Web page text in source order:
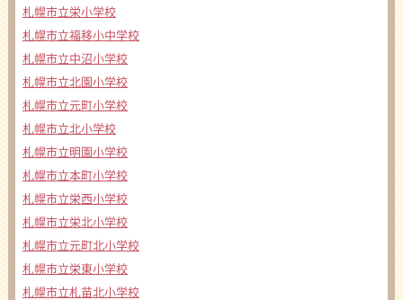
札幌市立栄小学校
札幌市立福移小中学校
札幌市立中沼小学校
札幌市立北園小学校
札幌市立元町小学校
札幌市立北小学校
札幌市立明園小学校
札幌市立本町小学校
札幌市立栄西小学校
札幌市立栄北小学校
札幌市立元町北小学校
札幌市立栄東小学校
札幌市立札苗北小学校